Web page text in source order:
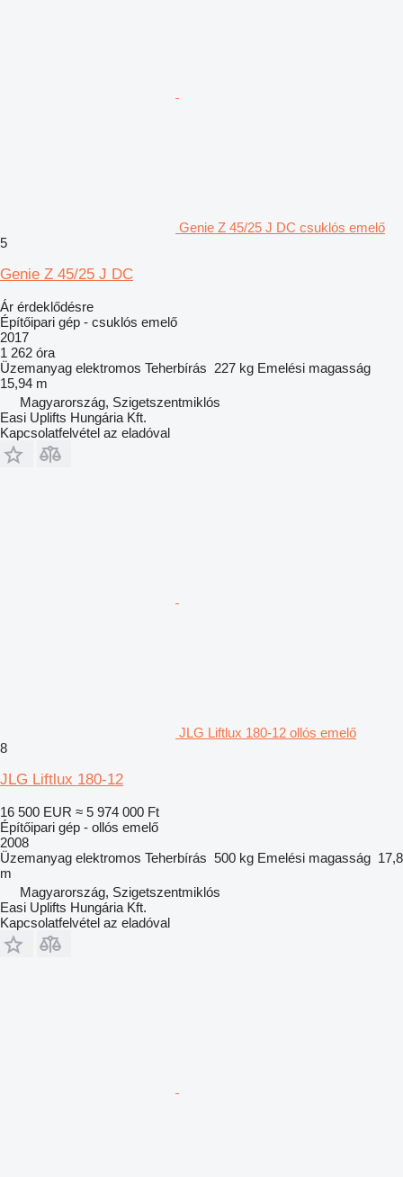
Genie Z 45/25 J DC csuklós emelő
5
Genie Z 45/25 J DC
Ár érdeklődésre
Építőipari gép - csuklós emelő
2017
1 262 óra
Üzemanyag elektromos Teherbírás 227 kg Emelési magasság
15,94 m
Magyarország, Szigetszentmiklós
Easi Uplifts Hungária Kft.
Kapcsolatfelvétel az eladóval
JLG Liftlux 180-12 ollós emelő
8
JLG Liftlux 180-12
16 500 EUR ≈ 5 974 000 Ft
Építőipari gép - ollós emelő
2008
Üzemanyag elektromos Teherbírás 500 kg Emelési magasság 17,8
m
Magyarország, Szigetszentmiklós
Easi Uplifts Hungária Kft.
Kapcsolatfelvétel az eladóval